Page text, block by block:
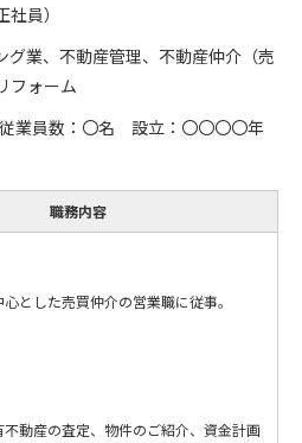
員）
業、不動産管理、不動産仲介（売
フォーム
業員数：〇名 設立：〇〇〇〇年
職務内容
とした売買仲介の営業職に従事。
不動産の査定、物件のご紹介、資金計画